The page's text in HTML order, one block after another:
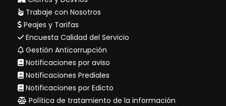
Trabaje con Nosotros
Peajes y Tarifas
Encuesta Calidad del Servicio
Gestión Anticorrupción
Notificaciones por aviso
Notificaciones Prediales
Notificaciones por Edicto
Política de tratamiento de la información